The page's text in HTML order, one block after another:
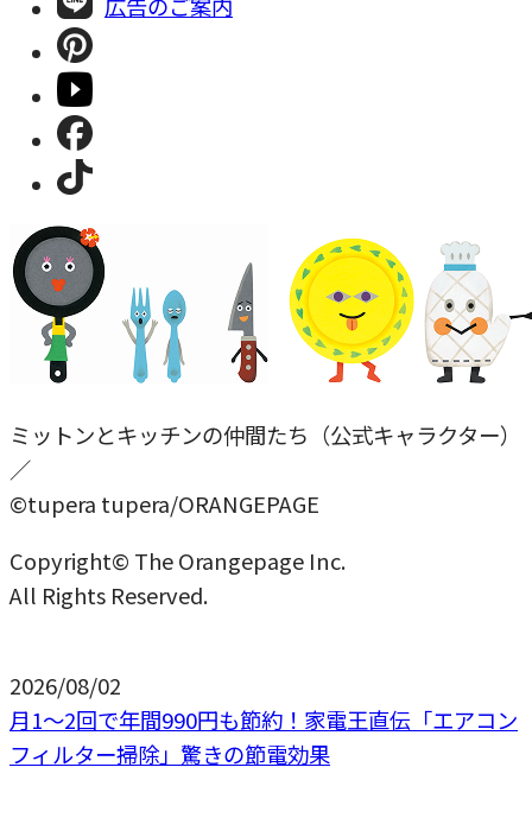
ミットンとキッチンの仲間たち（公式キャラクター）
／
©tupera tupera/ORANGEPAGE
Copyright© The Orangepage Inc.
All Rights Reserved.
2026/08/02
月1〜2回で年間990円も節約！家電王直伝「エアコン
フィルター掃除」驚きの節電効果